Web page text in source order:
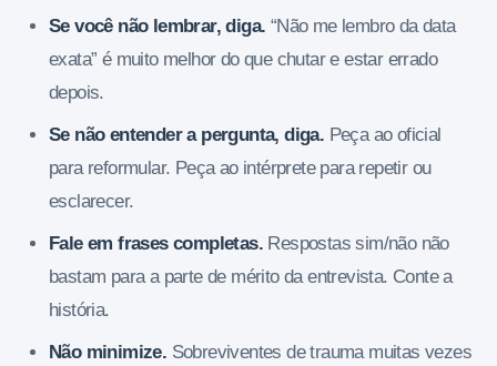
Se você não lembrar, diga. “Não me lembro da data
exata” é muito melhor do que chutar e estar errado
depois.
Se não entender a pergunta, diga. Peça ao oficial
para reformular. Peça ao intérprete para repetir ou
esclarecer.
Fale em frases completas. Respostas sim/não não
bastam para a parte de mérito da entrevista. Conte a
história.
Não minimize. Sobreviventes de trauma muitas vezes